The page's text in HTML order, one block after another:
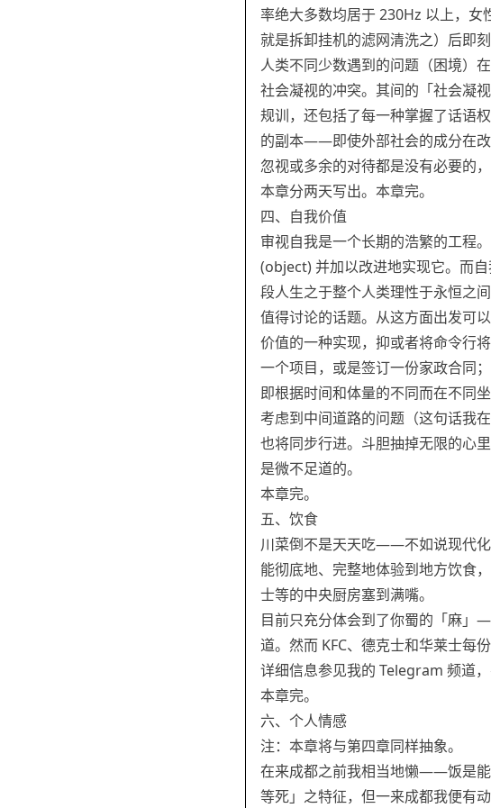
率绝大多数均居于 230Hz 以上，女
就是拆卸挂机的滤网清洗之）后即
人类不同少数遇到的问题（困境）
社会凝视的冲突。其间的「社会凝
规训，还包括了每一种掌握了话语
的副本——即使外部社会的成分在改
忽视或多余的对待都是没有必要的
本章分两天写出。本章完。
四、自我价值
审视自我是一个长期的浩繁的工程
(object) 并加以改进地实现它。而
段人生之于整个人类理性于永恒之
值得讨论的话题。从这方面出发可
价值的一种实现，抑或者将命令行
一个项目，或是签订一份家政合同
即根据时间和体量的不同而在不同
考虑到中间道路的问题（这句话我
也将同步行进。斗胆抽掉无限的心
是微不足道的。
本章完。
五、饮食
川菜倒不是天天吃——不如说现代
能彻底地、完整地体验到地方饮食
士等的中央厨房塞到满嘴。
目前只充分体会到了你蜀的「麻」
道。然而 KFC、德克士和华莱士每
详细信息参见我的 Telegram 频道
本章完。
六、个人情感
注：本章将与第四章同样抽象。
在来成都之前我相当地懒——饭是
等死」之特征，但一来成都我便有